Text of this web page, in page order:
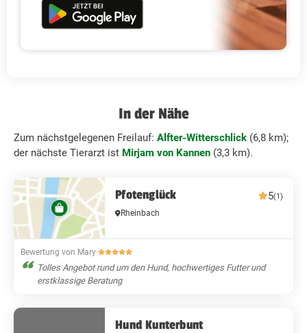
In der Nähe
Zum nächstgelegenen Freilauf: Alfter-Witterschlick (6,8 km);
der nächste Tierarzt ist Mirjam von Kannen (3,3 km).
Pfotenglück 5(1)
Rheinbach
Bewertung von Mary·
Tolles Angebot rund um den Hund, hochwertiges Futter und
erstklassige Beratung
Hund Kunterbunt